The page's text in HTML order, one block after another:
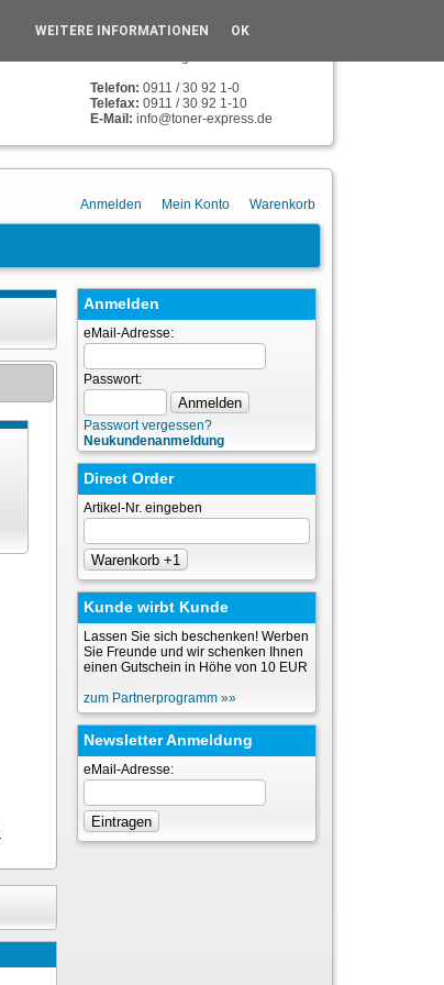
TONER-EXPRESS
Telefon: 0911 / 30 92 1-0
Telefax: 0911 / 30 92 1-10
E-Mail: info@toner-express.de
Anmelden Mein Konto Warenkorb
Anmelden
eMail-Adresse:
Passwort:
Passwort vergessen?
Neukundenanmeldung
Direct Order
Artikel-Nr. eingeben
Kunde wirbt Kunde
Lassen Sie sich beschenken! Werben
Sie Freunde und wir schenken Ihnen
einen Gutschein in Höhe von 10 EUR
zum Partnerprogramm »»
Newsletter Anmeldung
eMail-Adresse:
WEITERE INFORMATIONEN OK